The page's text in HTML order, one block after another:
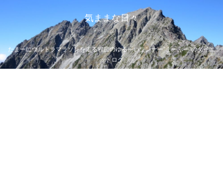
気ままな日々
たまーにウルトラマラソンを走る程度のゆるーいランナー”まーぶー”のダイエ
ットログ